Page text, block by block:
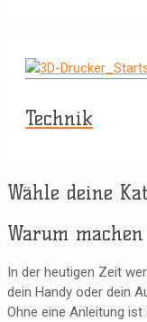
Technik
Wähle deine
Warum
In der heutigen Zeit
dein Handy oder dein
Ohne eine Anleitung